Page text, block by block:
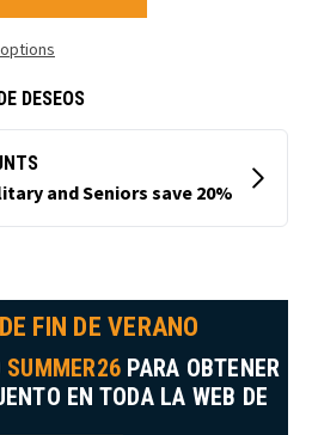
Insulated
DESEOS
FIN DE VERANO
SUMMER26 PARA OBTENER
EN TODA LA WEB DE